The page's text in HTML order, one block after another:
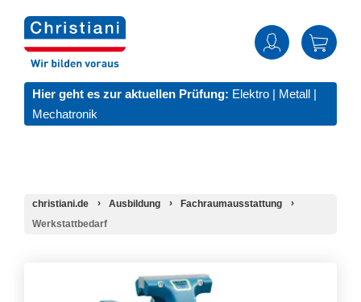
Hier geht es zur aktuellen Prüfung: Elektro | Metall |
Mechatronik
christiani.de Ausbildung
Fachraumausstattung
Werkstattbedarf